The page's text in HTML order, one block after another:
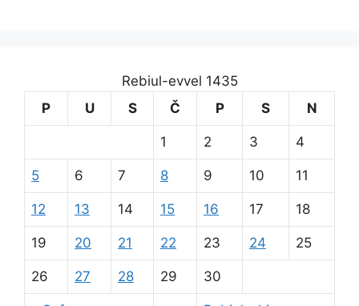
Rebiul-evvel 1435
P
U S Č P S N
1 2 3 4
5 6 7 8 9 10 11
12 13 14 15 16 17 18
19 20 21 22 23 24 25
26 27 28 29 30